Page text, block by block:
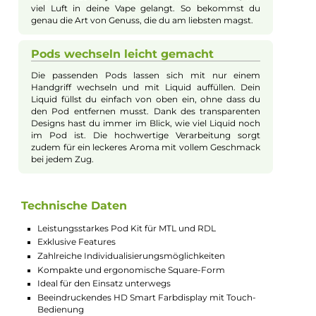
RDL Dampfen. Die verstellbare Airflow-Control, kompatible
mit Mesh Coils sowie ein effizientes Top-Fill-System sorgen
Schnell geladen, lange genutzt
Dank des starken 1600mAh Akkus kannst du deine E-
Zigarette unterwegs länger genießen. Braucht deine
Vape einmal neuen Saft, lädt sie dank USB-C in nur 45
Minuten wieder voll auf. Somit begleitet dich das Xlim
SQ Pro 2 Kit zuverlässig unterwegs und sorgt dafür,
dass deine E-Zigarette immer einsatzbereit ist.
Alles im Blick dank Touch-Bildschirm
Ein brillantes 1.09 Zoll großes Farbdisplay zeigt dir
sämtliche Informationen deiner Vape übersichtlich an.
Per einfacher Touch-Bedienung kannst du
Einstellungen ganz leicht ändern. Passe Leistung,
Display-Themen oder Animationen mit wenigen
Wischbewegungen individuell an und mache deine E-
Zigarette zu deinem ganz persönlichen Gerät.